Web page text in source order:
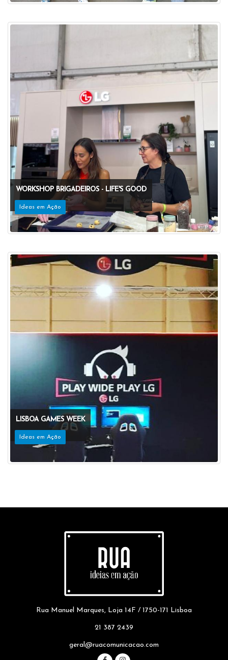
WORKSHOP BRIGADEIROS - LIFE'S GOOD
Ideas em Ação
LISBOA GAMES WEEK
Ideas em Ação
Rua Manuel Marques, Loja 14F / 1750-171 Lisboa
21 387 2439
geral@ruacomunicacao.com